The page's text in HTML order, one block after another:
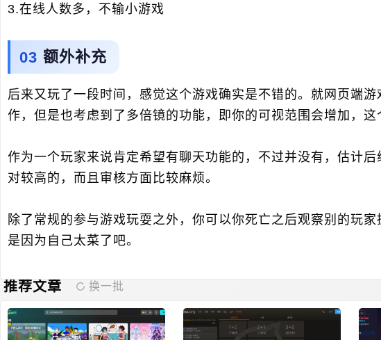
3.在线人数多，不输小游戏
额外补充
后来又玩了一段时间，感觉这个游戏确实是不错的。就网页端
作，但是也考虑到了多倍镜的功能，即你的可视范围会增加，这
作为一个玩家来说肯定希望有聊天功能的，不过并没有，估计
对较高的，而且审核方面比较麻烦。
除了常规的参与游戏玩耍之外，你可以你死亡之后观察别的玩
是因为自己太菜了吧。
推荐文章 换一批